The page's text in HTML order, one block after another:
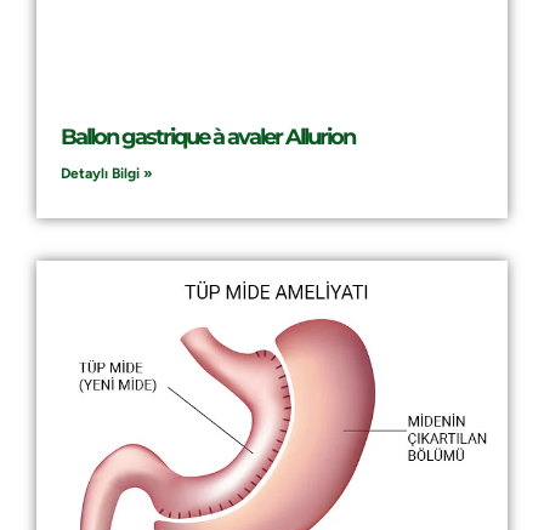
Ballon gastrique à avaler Allurion
Detaylı Bilgi »